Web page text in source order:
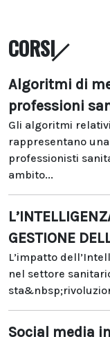
CORSI
Algoritmi di
professioni
Gli algoritmi
rappresentano
professionisti
ambito...
GESTIONE
L’impatto
nel settore
Social media